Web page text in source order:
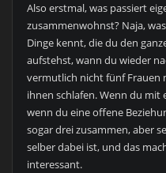
Also erstmal, was passiert
zusammenwohnst? Naja,
Dinge kennt, die du den
aufstehst, wann du wieder
vermutlich nicht fünf
ihnen schlafen. Wenn du mit
wenn du eine offene
sogar drei zusammen, aber
selber dabei ist, und das
interessant.